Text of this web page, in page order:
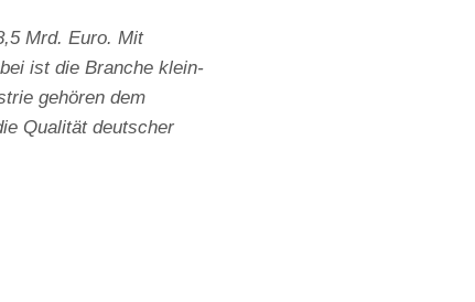
Mrd. Euro. Mit
ist die Branche klein-
gehören dem
Qualität deutscher